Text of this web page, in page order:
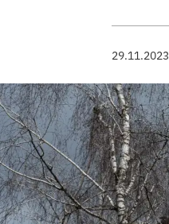
29.11.2023